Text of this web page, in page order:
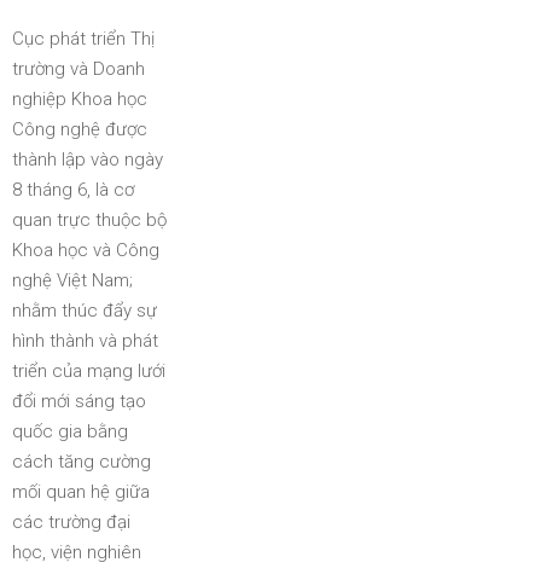
Cục phát triển Thị
trường và Doanh
nghiệp Khoa học
Công nghệ được
thành lập vào ngày
8 tháng 6, là cơ
quan trực thuộc bộ
Khoa học và Công
nghệ Việt Nam;
nhằm thúc đẩy sự
hình thành và phát
triển của mạng lưới
đổi mới sáng tạo
quốc gia bằng
cách tăng cường
mối quan hệ giữa
các trường đại
học, viện nghiên